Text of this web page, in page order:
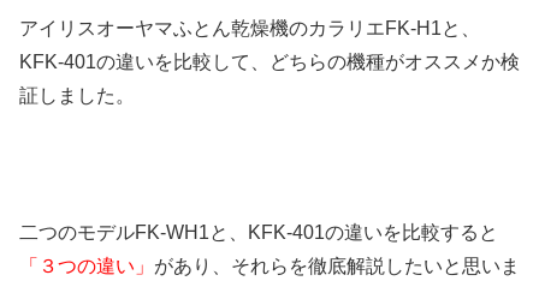
アイリスオーヤマふとん乾燥機のカラリエFK-H1と、
KFK-401の違いを比較して、どちらの機種がオススメか検
証しました。
二つのモデルFK-WH1と、KFK-401の違いを比較すると
「３つの違い」 があり、それらを徹底解説したいと思いま